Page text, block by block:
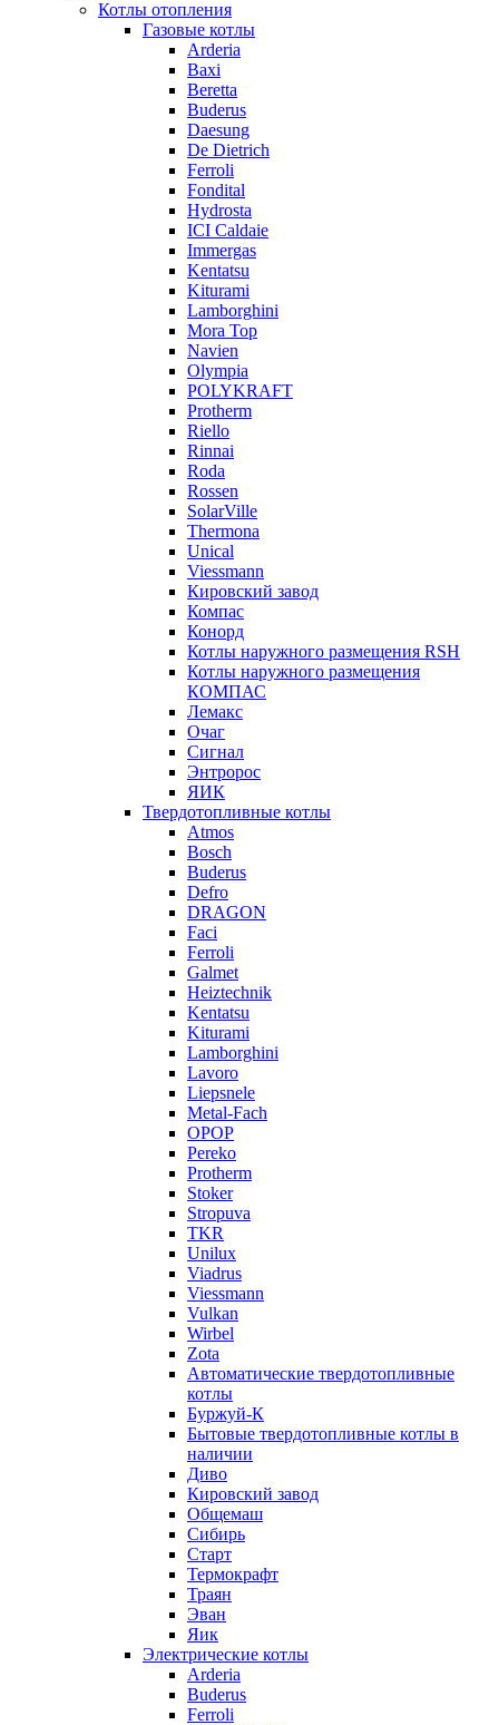
Котлы отопления
Газовые котлы
Arderia
Baxi
Beretta
Buderus
Daesung
De Dietrich
Ferroli
Fondital
Hydrosta
ICI Caldaie
Immergas
Kentatsu
Kiturami
Lamborghini
Mora Top
Navien
Olympia
POLYKRAFT
Protherm
Riello
Rinnai
Roda
Rossen
SolarVille
Thermona
Unical
Viessmann
Кировский завод
Компас
Конорд
Котлы наружного размещения RSH
Котлы наружного размещения
КОМПАС
Лемакс
Очаг
Сигнал
Энтророс
ЯИК
Твердотопливные котлы
Atmos
Bosch
Buderus
Defro
DRAGON
Faci
Ferroli
Galmet
Heiztechnik
Kentatsu
Kiturami
Lamborghini
Lavoro
Liepsnele
Metal-Fach
OPOP
Pereko
Protherm
Stoker
Stropuva
TKR
Unilux
Viadrus
Viessmann
Vulkan
Wirbel
Zota
Автоматические твердотопливные
котлы
Буржуй-К
Бытовые твердотопливные котлы в
наличии
Диво
Кировский завод
Общемаш
Сибирь
Старт
Термокрафт
Траян
Эван
Яик
Электрические котлы
Arderia
Buderus
Ferroli